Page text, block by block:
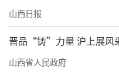
山西日报
晋品“铸”力量 沪上展风
山西省人民政府